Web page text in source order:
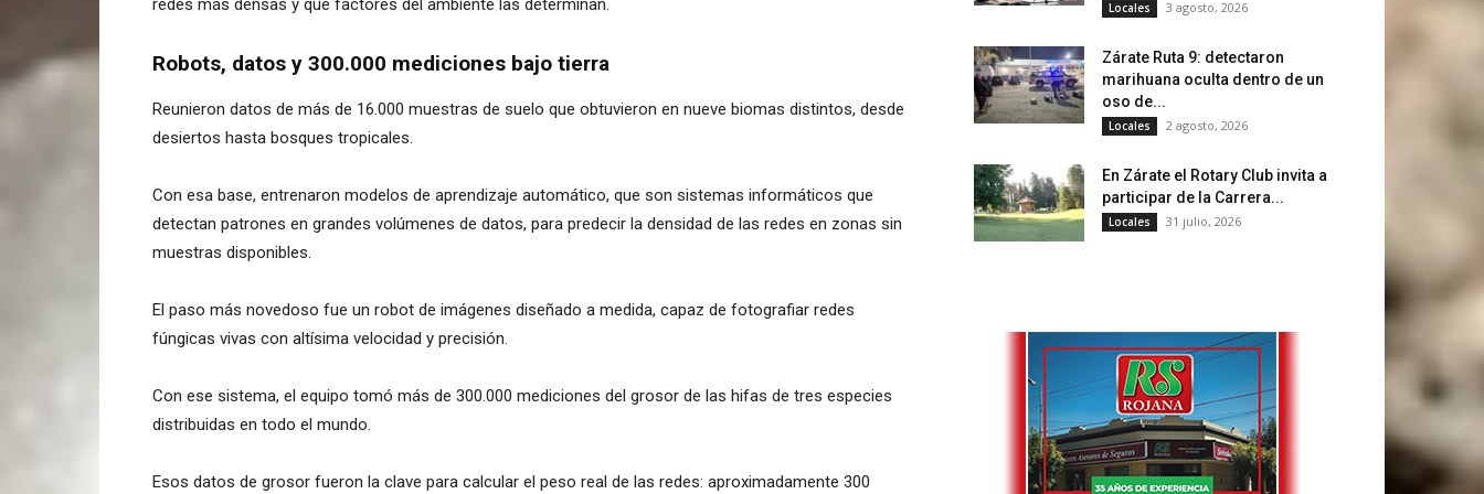
redes más densas y qué factores del ambiente las determinan.
Robots, datos y 300.000 mediciones bajo tierra
Reunieron datos de más de 16.000 muestras de suelo que obtuvieron en nueve biomas distintos, desde
desiertos hasta bosques tropicales.
Con esa base, entrenaron modelos de aprendizaje automático, que son sistemas informáticos que
detectan patrones en grandes volúmenes de datos, para predecir la densidad de las redes en zonas sin
muestras disponibles.
El paso más novedoso fue un robot de imágenes diseñado a medida, capaz de fotografiar redes
fúngicas vivas con altísima velocidad y precisión.
Con ese sistema, el equipo tomó más de 300.000 mediciones del grosor de las hifas de tres especies
distribuidas en todo el mundo.
Esos datos de grosor fueron la clave para calcular el peso real de las redes: aproximadamente 300
Locales 3 agosto, 2026
Zárate Ruta 9: detectaron
marihuana oculta dentro de un
oso de...
Locales 2 agosto, 2026
En Zárate el Rotary Club invita a
participar de la Carrera...
Locales 31 julio, 2026